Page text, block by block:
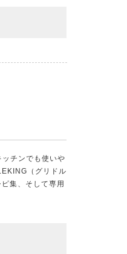
チンでも使いや
（グリドル
集、そして専用